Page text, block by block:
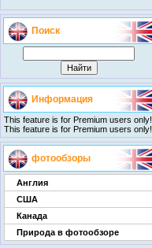
Поиск
Информация
This feature is for Premium users only!
This feature is for Premium users only!
фотообзоры
Англия
США
Канада
Природа в фотообзоре